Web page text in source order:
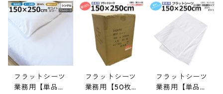
タイプ シング
ル 105ｘ215+3
0cm ホワイト
白 三露産業 ホ
民泊 病院 老人
ホーム 宿泊施
設／36105215
0
タイプ セミダ
ブル 125ｘ215+
30cm ホワイト
白 三露産業 ホ
テル 旅館 民宿
民泊 病院 老人
ホーム 宿泊施
設／361252150
タイプ ダブル 1
45ｘ215+30cm
ホワイト 白 三
露産業 ホテル
旅館 民宿 民泊
病院 老人ホー
61452150
フラットシーツ
業務用【単品】
フラットシーツ
業務用【50枚
フラットシーツ
業務用【単品】